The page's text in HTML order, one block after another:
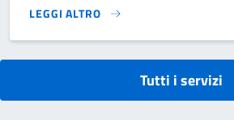
LEGGI ALTRO
CONSULTAZIONI ANAGRAFICHE}
Tutti i servizi